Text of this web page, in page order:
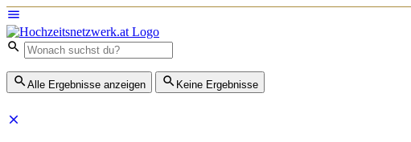
Alle Ergebnisse anzeigen Keine Ergebnisse